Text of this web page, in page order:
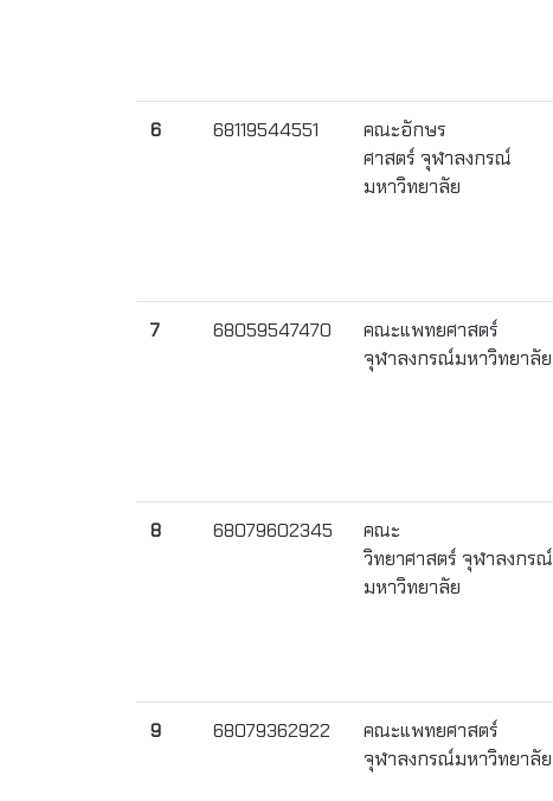
6 68119544551
คณะอักษร
ศาสตร์ จุฬาลงกรณ์
มหาวิทยาลัย
7 68059547470
คณะแพทยศาสตร์
จุฬาลงกรณ์มหาวิทยาลัย
8 68079602345
คณะ
วิทยาศาสตร์ จุฬาลงกรณ์
มหาวิทยาลัย
9 68079362922
คณะแพทยศาสตร์
จุฬาลงกรณ์มหาวิทยาลัย